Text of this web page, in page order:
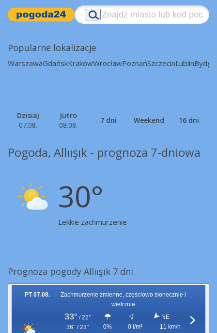
Popularne lokalizacje
WarszawaGdańskKrakówWrocławPoznańSzczecinLublin
Dzisiaj
07.08.
Jutro
08.08.
7 dni Weekend 16 dni
Pogoda, Allıışık - prognoza 7-dniowa
30°
Lekkie zachmurzenie
Prognoza pogody Allıışık 7 dni
PT 07.08.
Zachmurzenie zmienne, częściowo słonecznie i
wietrznie
33° / 22°
36° / 23°
0% 0 l/m²
NE
11 km/h